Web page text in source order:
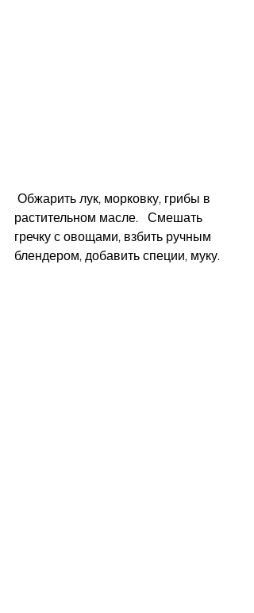
растительном масле.   Смешать
гречку с овощами, взбить ручным
блендером, добавить специи, муку.